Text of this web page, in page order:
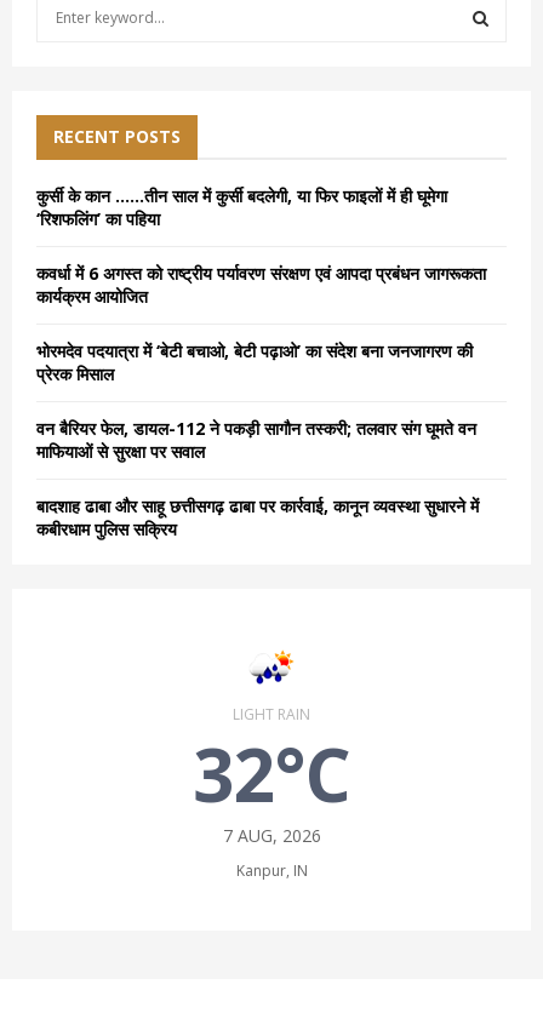
f
r
RECENT POSTS
कुर्सी के कान ……तीन साल में कुर्सी बदलेगी, या फिर फाइलों में ही घूमेगा
‘रिशफलिंग’ का पहिया
कवर्धा में 6 अगस्त को राष्ट्रीय पर्यावरण संरक्षण एवं आपदा प्रबंधन जागरूकता
कार्यक्रम आयोजित
भोरमदेव पदयात्रा में ‘बेटी बचाओ, बेटी पढ़ाओ’ का संदेश बना जनजागरण की
प्रेरक मिसाल
वन बैरियर फेल, डायल-112 ने पकड़ी सागौन तस्करी; तलवार संग घूमते वन
माफियाओं से सुरक्षा पर सवाल
बादशाह ढाबा और साहू छत्तीसगढ़ ढाबा पर कार्रवाई, कानून व्यवस्था सुधारने में
कबीरधाम पुलिस सक्रिय
LIGHT RAIN
32°C
7 AUG, 2026
Kanpur, IN